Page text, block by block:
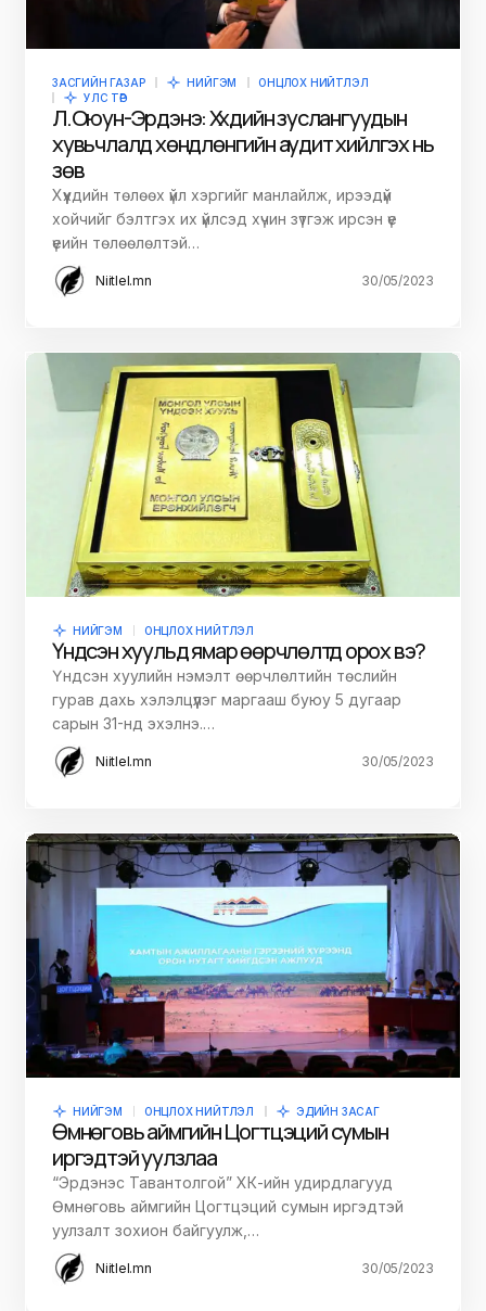
ЗАСГИЙН ГАЗАР НИЙГЭМ
ОНЦЛОХ НИЙТЛЭЛ
УЛС ТӨР
Л.Оюун-Эрдэнэ: Хүүхдийн зуслангуудын
хувьчлалд хөндлөнгийн аудит хийлгэх нь
зөв
Хүүхдийн төлөөх үйл хэргийг манлайлж, ирээдүй
хойчийг бэлтгэх их үйлсэд хүчин зүтгэж ирсэн үе
үеийн төлөөлөлтэй…
Niitlel.mn 30/05/2023
НИЙГЭМ ОНЦЛОХ НИЙТЛЭЛ
Үндсэн хуульд ямар өөрчлөлтүүд орох вэ?
Үндсэн хуулийн нэмэлт өөрчлөлтийн төслийн
гурав дахь хэлэлцүүлэг маргааш буюу 5 дугаар
сарын 31-нд эхэлнэ.…
Niitlel.mn 30/05/2023
НИЙГЭМ ОНЦЛОХ НИЙТЛЭЛ ЭДИЙН ЗАСАГ
Өмнөговь аймгийн Цогтцэций сумын
иргэдтэй уулзлаа
“Эрдэнэс Тавантолгой” ХК-ийн удирдлагууд
Өмнөговь аймгийн Цогтцэций сумын иргэдтэй
уулзалт зохион байгуулж,…
Niitlel.mn 30/05/2023